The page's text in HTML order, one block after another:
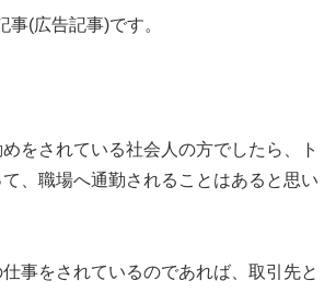
事(広告記事)です。
をされている社会人の方でしたら、ト
、職場へ通勤されることはあると思い
事をされているのであれば、取引先と